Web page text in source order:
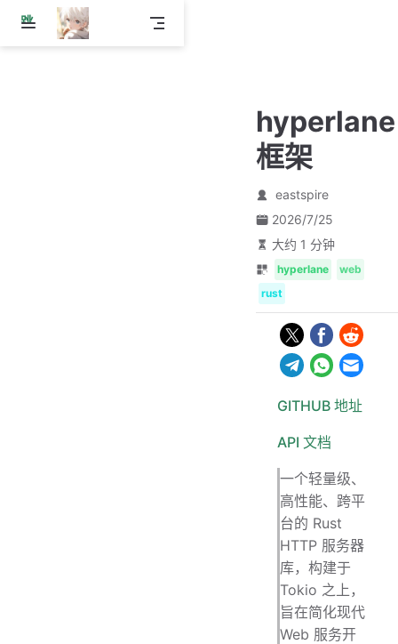
跳
hyperlane
框架
eastspire
2026/7/25
大约 1 分钟
hyperlane
web
rust
GITHUB 地址
API 文档
一个轻量级、
高性能、跨平
台的 Rust
HTTP 服务器
库，构建于
Tokio 之上，
旨在简化现代
Web 服务开